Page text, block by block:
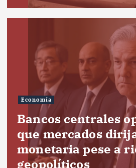
Economía
Bancos centrales
que mercados
monetaria pese a
geopolíticos